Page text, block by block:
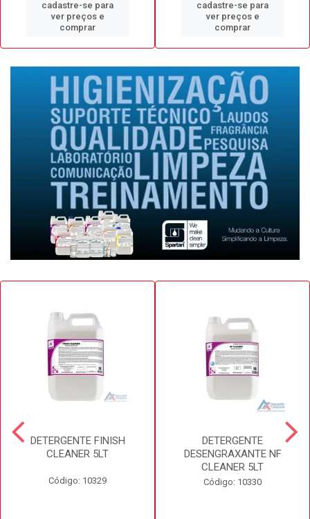
cadastre-se para
ver preços e
comprar
cadastre-se para
ver preços e
comprar
DETERGENTE FINISH
CLEANER 5LT
Código: 10329
DETERGENTE
DESENGRAXANTE NF
CLEANER 5LT
Código: 10330